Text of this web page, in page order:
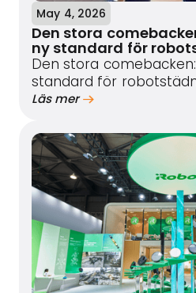
May 4, 2026
Den stora
ny standard för
Den stora
standard för
Läs mer